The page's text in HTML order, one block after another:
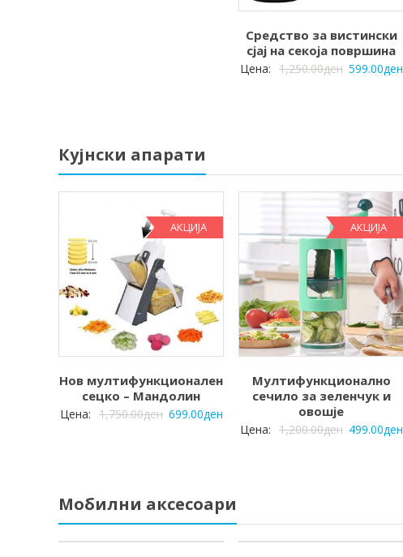
Средство за вистински
сјај на секоја површина
Цена: 1,250.00ден 599.00ден
Кујнски апарати
АКЦИЈА
Нов мултифункционален
сецко – Мандолин
Цена: 1,750.00ден 699.00ден
АКЦИЈА
Мултифункционално
сечило за зеленчук и
овошје
Цена: 1,200.00ден 499.00ден
Мобилни аксесоари